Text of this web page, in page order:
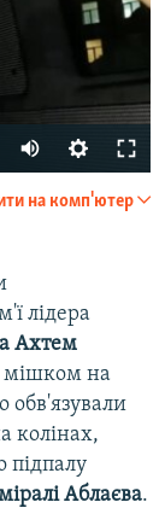
на комп'ютер
лідера
Ахтем
мішком на
обв'язували
колінах,
підпалу
Аблаєва.